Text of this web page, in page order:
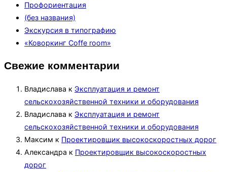
Профориентация
(без названия)
Экскурсия в типографию
«Коворкинг Coffe room»
Свежие комментарии
Владислава к Эксплуатация и ремонт
сельскохозяйственной техники и оборудования
Владислава к Эксплуатация и ремонт
сельскохозяйственной техники и оборудования
Максим к Проектировщик высокоскоростных дорог
Александра к Проектировщик высокоскоростных
дорог